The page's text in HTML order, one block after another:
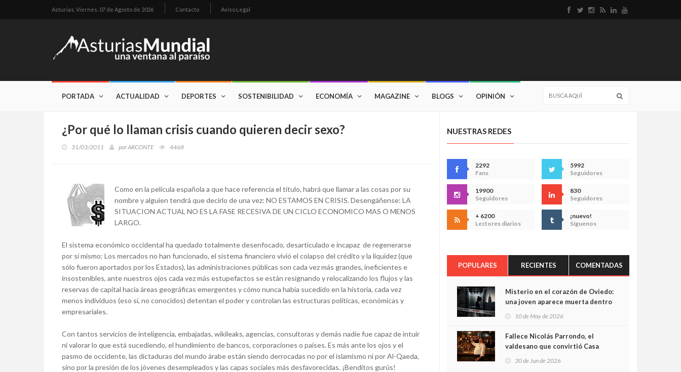
Asturias, Viernes, 07 de Agosto de 2026 Contacto Aviso Legal
PORTADA ACTUALIDAD DEPORTES SOSTENIBILIDAD ECONOMÍA MAGAZINE BLOGS OPINIÓN
¿Por qué lo llaman crisis cuando quieren decir sexo?
31/03/2011 porARCONTE 4468
Como en la película española a que hace referencia el título, habrá que llamar a las cosas por su
nombre y alguien tendrá que decirlo de una vez: NO ESTAMOS EN CRISIS. Desengáñense: LA
SITUACION ACTUAL NO ES LA FASE RECESIVA DE UN CICLO ECONOMICO MAS O MENOS
LARGO.
El sistema económico occidental ha quedado totalmente desenfocado, desarticulado e incapaz de regenerarse
por sí mismo: Los mercados no han funcionado, el sistema financiero vivió el colapso del crédito y la liquidez (que
sólo fueron aportados por los Estados), las administraciones públicas son cada vez más grandes, ineficientes e
insostenibles, ante nuestros ojos cada vez más estupefactos se están resignando y relocalizando los flujos y las
reservas de capital hacia áreas geográficas emergentes y cómo nunca había sucedido en la historia, cada vez
menos individuos (eso sí, no conocidos) detentan el poder y controlan las estructuras políticas, económicas y
empresariales.
Con tantos servicios de inteligencia, embajadas, wikileaks, agencias, consultoras y demás nadie fue capaz de intuir
ni valorar lo que está sucediendo, el hundimiento de bancos, corporaciones o países. Es más ante los ojos y el
pasmo de occidente, las dictaduras del mundo árabe están siendo derrocadas no por el islamismo ni por Al-Qaeda,
sino por la presión de los jóvenes desempleados y las capas sociales más desfavorecidas. ¡Benditos gurús!
NUESTRAS REDES
2292
Fans
5992
Seguidores
19900
Seguidores
830
Seguidores
+ 6200
Lectores diarios
¡nuevo!
Síguenos
POPULARES RECIENTES COMENTADAS
Misterio en el corazón de Oviedo:
una joven aparece muerta dentro
cámaras captan sus últimos
minutos
10 de May de 2026
Fallece Nicolás Parrondo, el
valdesano que convirtió Casa
30 de Jun de 2026